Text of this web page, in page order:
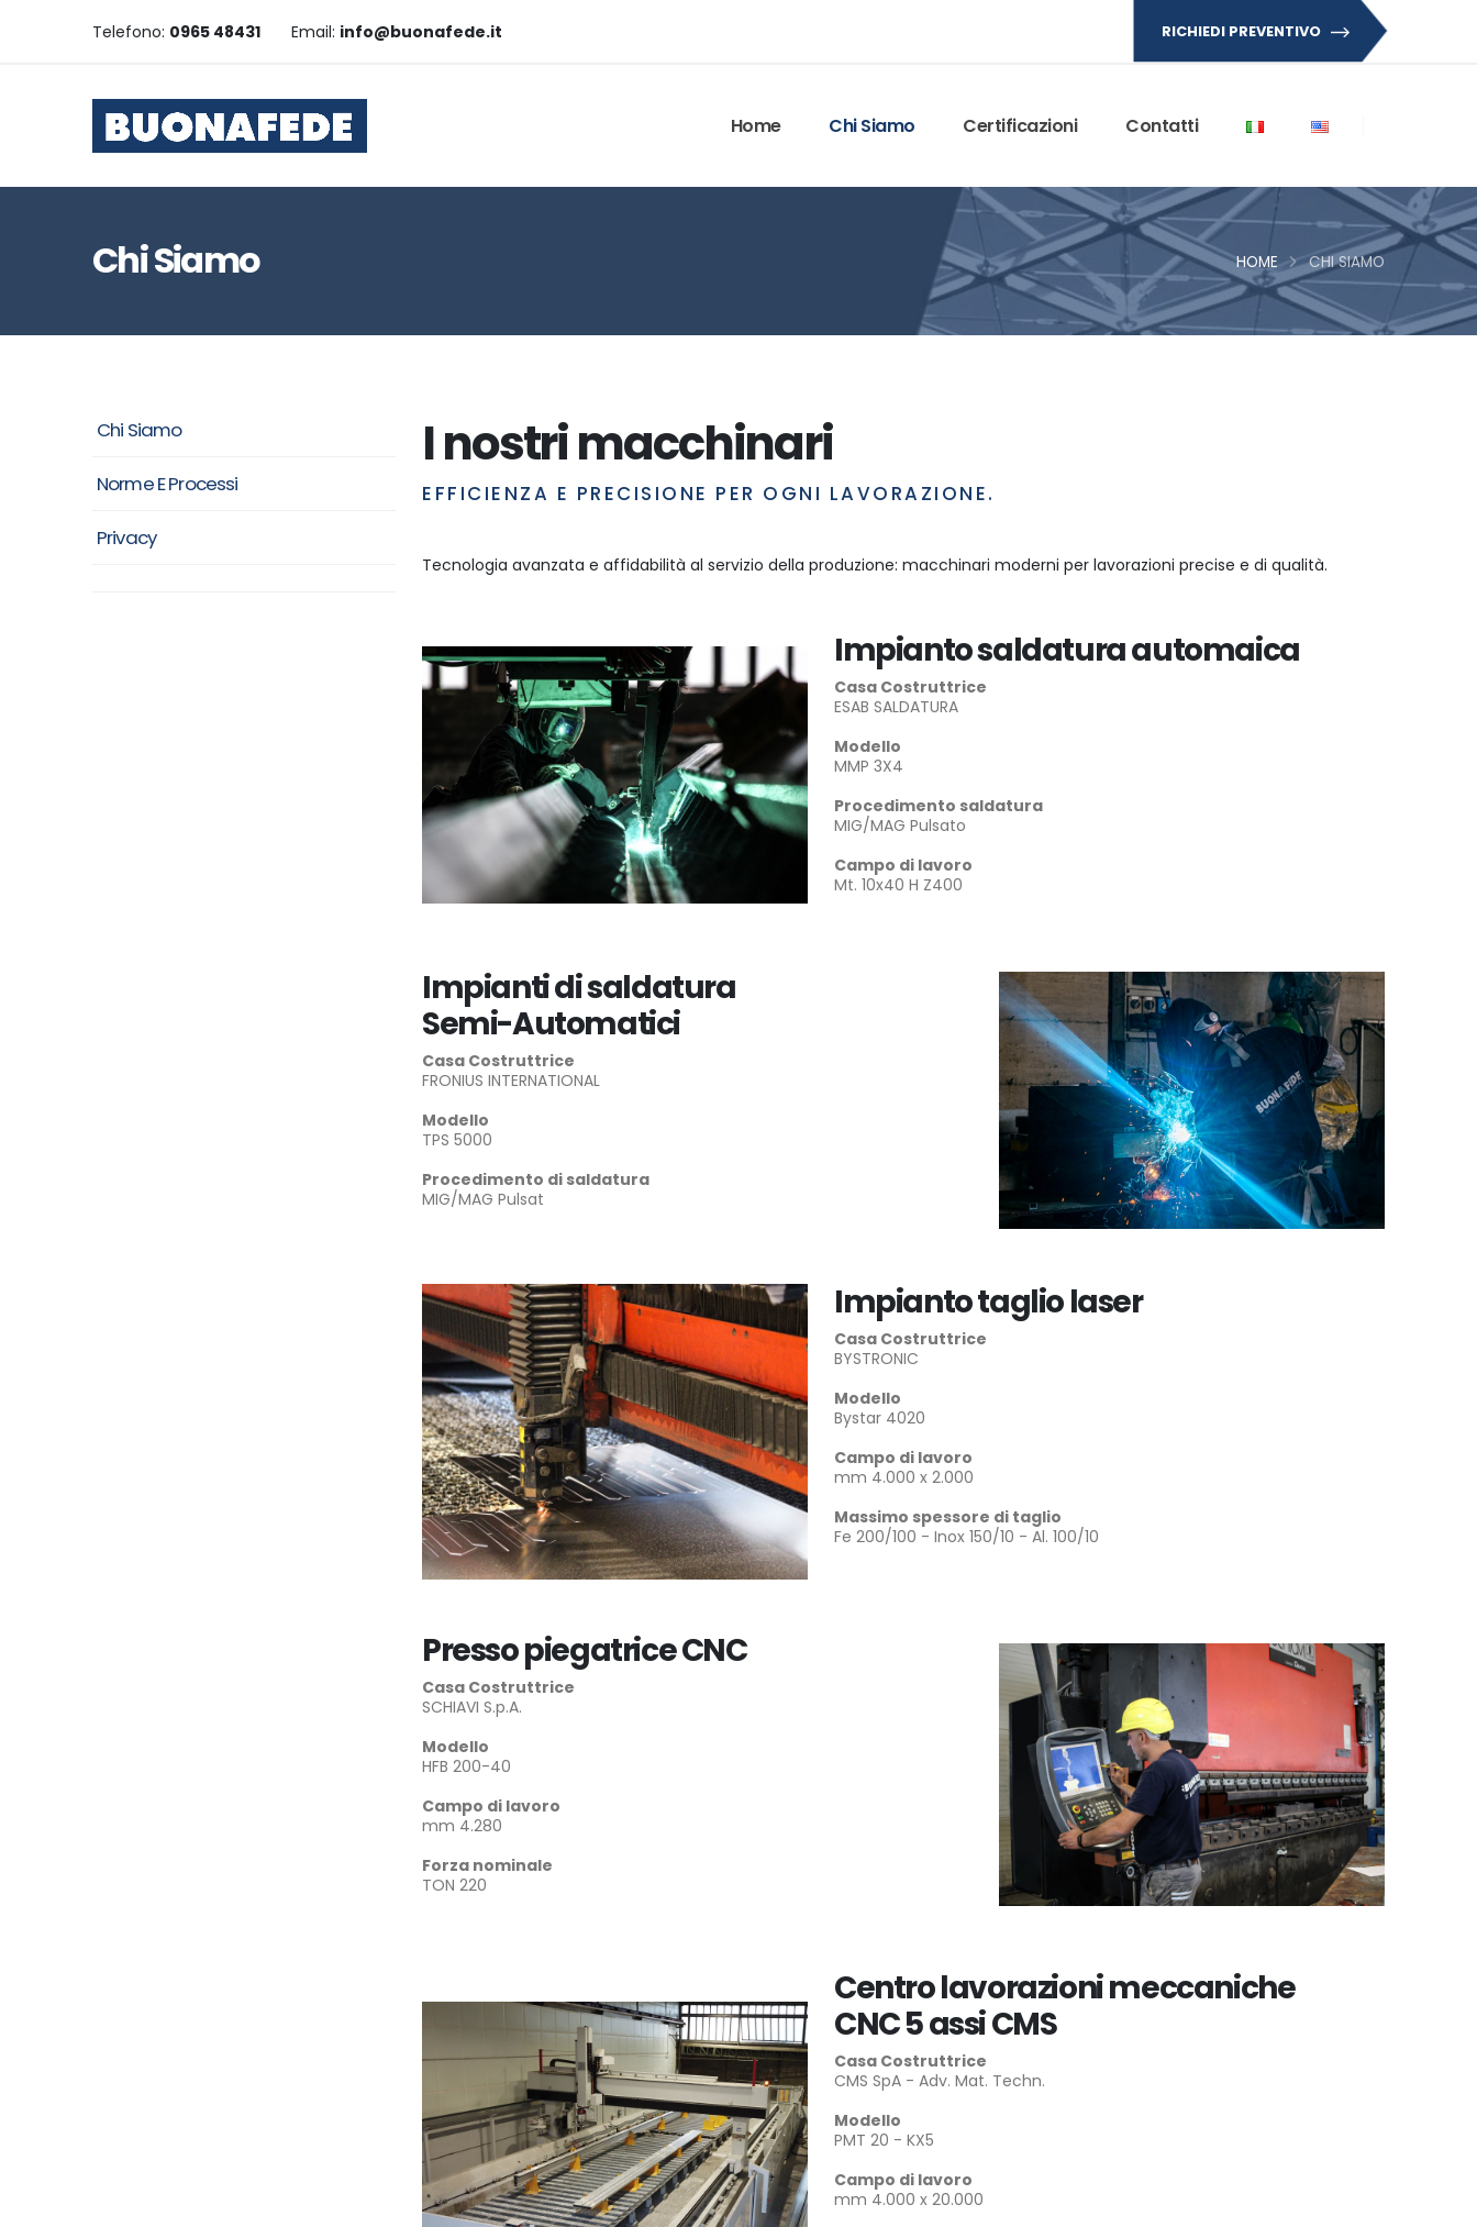
Telefono: 0965 48431 Email: info@buonafede.it RICHIEDI PREVENTIVO
Home Chi Siamo Certificazioni Contatti
Chi Siamo HOME CHI SIAMO
Chi Siamo
Norme E Processi
Privacy
I nostri macchinari
EFFICIENZA E PRECISIONE PER OGNI LAVORAZIONE.
Tecnologia avanzata e affidabilità al servizio della produzione: macchinari moderni per lavorazioni precise e di qualità.
Impianto saldatura automaica
Casa Costruttrice
ESAB SALDATURA
Modello
MMP 3X4
Procedimento saldatura
MIG/MAG Pulsato
Campo di lavoro
Mt. 10x40 H Z400
Impianti di saldatura
Semi-Automatici
Casa Costruttrice
FRONIUS INTERNATIONAL
Modello
TPS 5000
Procedimento di saldatura
MIG/MAG Pulsat
Impianto taglio laser
Casa Costruttrice
BYSTRONIC
Modello
Bystar 4020
Campo di lavoro
mm 4.000 x 2.000
Massimo spessore di taglio
Fe 200/100 - Inox 150/10 - Al. 100/10
Presso piegatrice CNC
Casa Costruttrice
SCHIAVI S.p.A.
Modello
HFB 200-40
Campo di lavoro
mm 4.280
Forza nominale
TON 220
Centro lavorazioni meccaniche
CNC 5 assi CMS
Casa Costruttrice
CMS SpA - Adv. Mat. Techn.
Modello
PMT 20 - KX5
Campo di lavoro
mm 4.000 x 20.000